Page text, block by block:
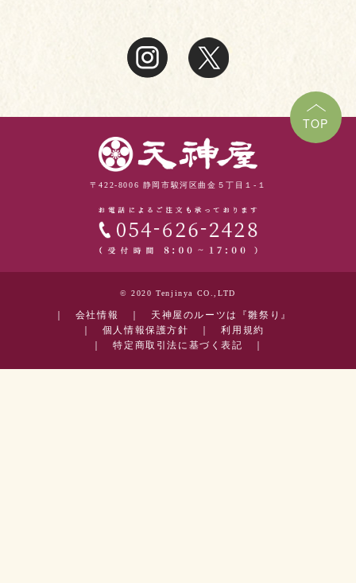
TOP
〒422-8006 静岡市駿河区曲金５丁目１-１
© 2020 Tenjinya CO.,LTD
会社情報
天神屋のルーツは『雛祭り』
個人情報保護方針 ｜利用規約
｜特定商取引法に基づく表記